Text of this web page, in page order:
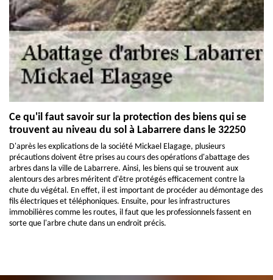
Ce qu'il faut savoir sur la protection des biens qui se
trouvent au niveau du sol à Labarrere dans le 32250
D'après les explications de la société Mickael Elagage, plusieurs
précautions doivent être prises au cours des opérations d'abattage des
arbres dans la ville de Labarrere. Ainsi, les biens qui se trouvent aux
alentours des arbres méritent d'être protégés efficacement contre la
chute du végétal. En effet, il est important de procéder au démontage des
fils électriques et téléphoniques. Ensuite, pour les infrastructures
immobilières comme les routes, il faut que les professionnels fassent en
sorte que l'arbre chute dans un endroit précis.